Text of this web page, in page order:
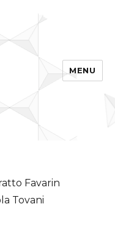
MENU
Favarin
Tovani